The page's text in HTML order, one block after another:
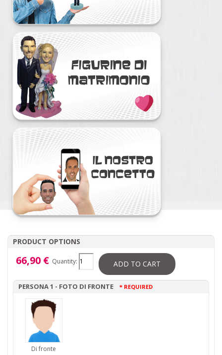
PRODUCT OPTIONS
66,90 € Quantity: ADD TO CART
PERSONA 1 - FOTO DI FRONTE * REQUIRED
Di fronte